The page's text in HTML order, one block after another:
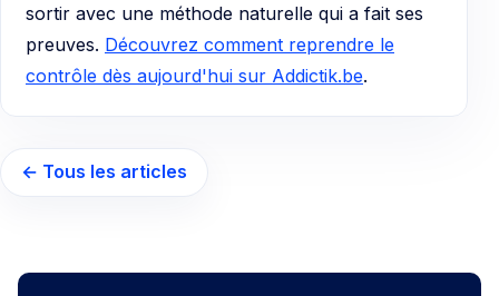
sortir avec une méthode naturelle qui a fait ses
preuves. Découvrez comment reprendre le
contrôle dès aujourd'hui sur Addictik.be.
← Tous les articles